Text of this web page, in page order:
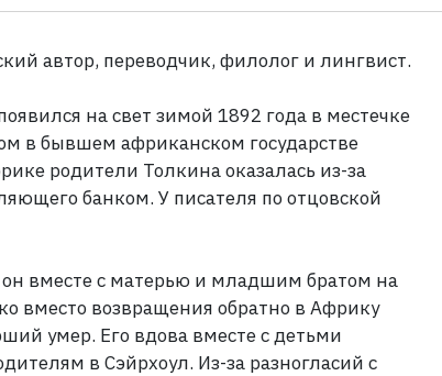
автор, переводчик, филолог и лингвист.
на свет зимой 1892 года в местечке
в бывшем африканском государстве
родители Толкина оказалась из-за
банком. У писателя по отцовской
он вместе с матерью и младшим братом на
вместо возвращения обратно в Африку
умер. Его вдова вместе с детьми
в Сэйрхоул. Из-за разногласий с